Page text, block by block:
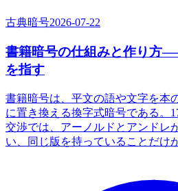
古典暗号2026-07-22
書籍暗号の仕組みと作り方
を指す
書籍暗号は、平文の語や文字を本
に置き換える換字式暗号である。
交渉では、アーノルドとアンドレ
い、同じ版を持っていることだけ